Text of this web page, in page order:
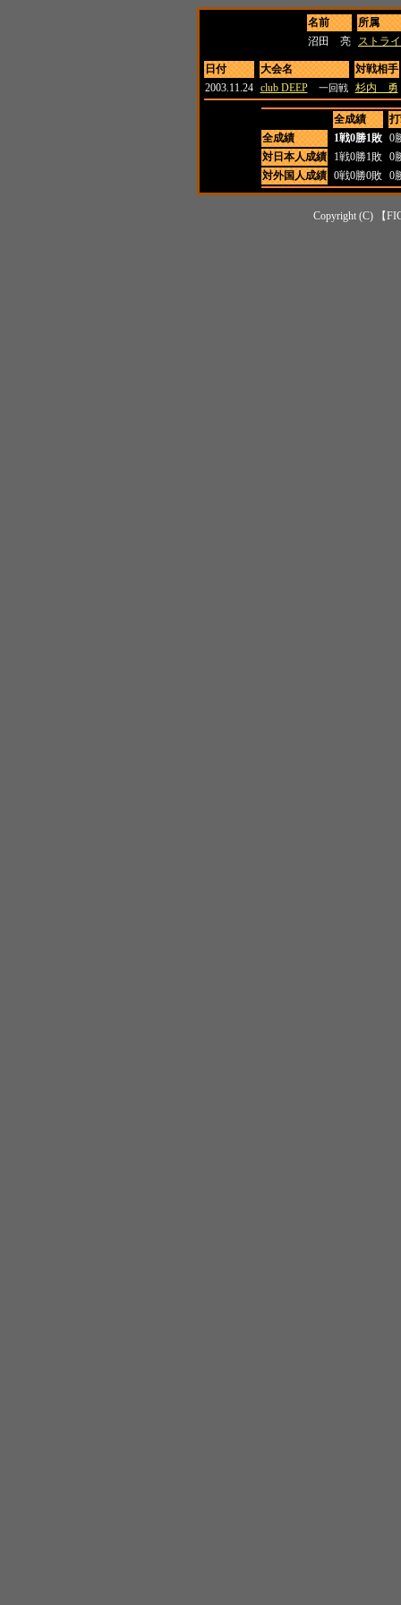
名前
所属
沼田 亮
ストラ
日付 大会名
対戦相手
2003.11.24
club DEEP 一回戦 杉内 勇
全成績
全成績
1戦0勝1敗
0
対日本人成績
1戦0勝1敗
0
対外国人成績
0戦0勝0敗 0
Copyright (C) 【